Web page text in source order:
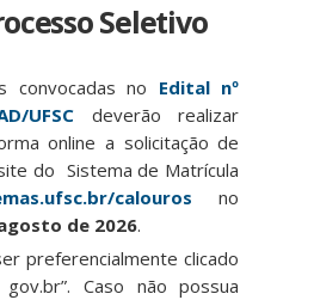
Seletivo
convocadas no Edital nº
UFSC deverão realizar
online a solicitação de
do Sistema de Matrícula
calouros no
de 2026.
preferencialmente clicado
Caso não possua